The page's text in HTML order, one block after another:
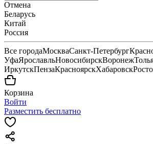
Отмена
Беларусь
Китай
Россия
Все городаМоскваСанкт-Петербург
УфаЯрославльНовосибирскВоронеж
ИркутскПензаКрасноярскХабаровск
Корзина
Войти
Разместить бесплатно